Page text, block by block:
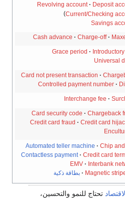
Revolving account
Deposit
Current/Checking
Savings
Cash advance Charge-off
Grace period
Universal
Card not present transaction
Controlled payment number
Interchange fee
Card security code
Chargeback
Credit card fraud
Credit card
Automated teller machine
Chip
Contactless payment
Credit card
EMV
Interbank
Magnetic
بطاقة ذكية
تحتاج للنمو والتحسين،